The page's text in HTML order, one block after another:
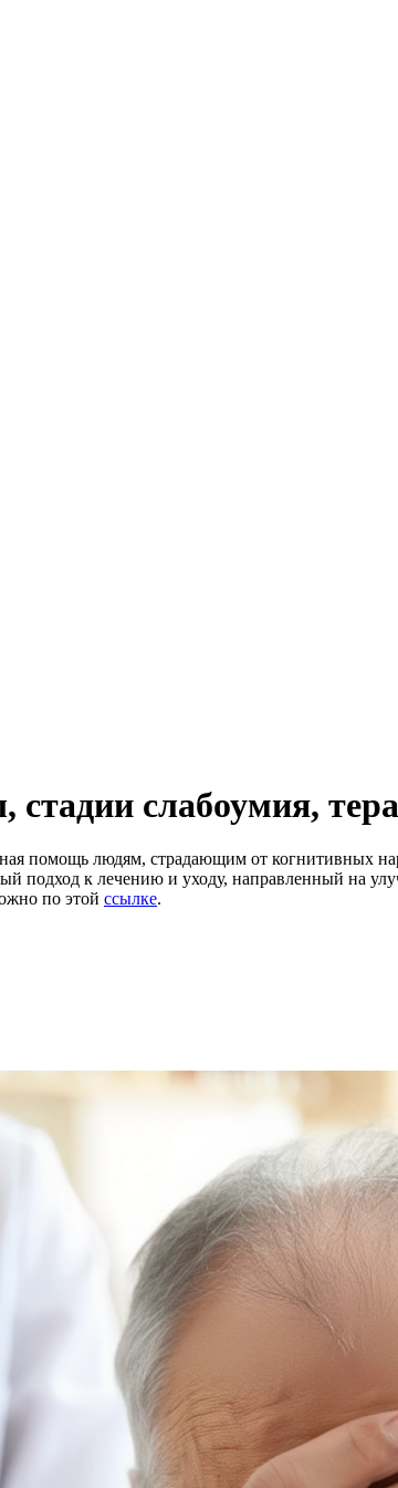
слабоумия,
помощь людям, страдающим от когнитивных
подход к лечению и уходу, направленный на
по этой ссылке.